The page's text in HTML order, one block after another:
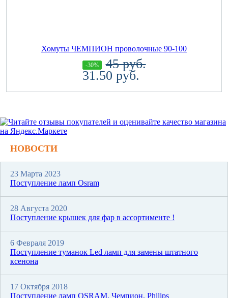
Хомуты ЧЕМПИОН проволочные 90-100
-30% 45 руб.
31.50 руб.
НОВОСТИ
23 Марта 2023
Поступление ламп Osram
28 Августа 2020
Поступление крышек для фар в ассортименте !
6 Февраля 2019
Поступление туманок Led ламп для замены штатного
ксенона
17 Октября 2018
Поступление ламп OSRAM, Чемпион, Philips